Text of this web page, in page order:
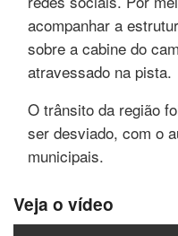
acompanhar a
sobre a cabine do
atravessado na pista.
O trânsito da região
ser desviado, com o
municipais.
Veja o vídeo